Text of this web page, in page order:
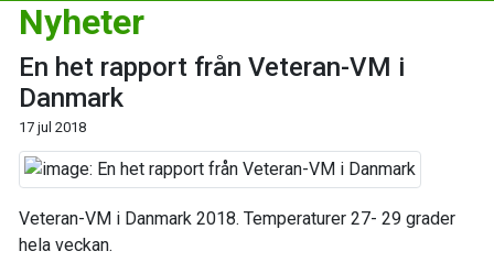
Nyheter
En het rapport från Veteran-VM i
Danmark
17 jul 2018
Veteran-VM i Danmark 2018. Temperaturer 27- 29 grader
hela veckan.